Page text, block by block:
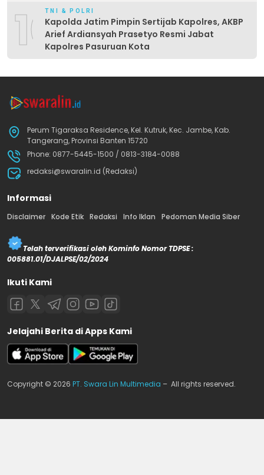
10TNI & POLRI
Kapolda Jatim Pimpin Sertijab Kapolres, AKBP
Arief Ardiansyah Prasetyo Resmi Jabat
Kapolres Pasuruan Kota
Perum Tigaraksa Residence, Kel. Kutruk, Kec. Jambe, Kab.
Tangerang, Provinsi Banten 15720
Phone: 0877-5445-1500 / 0813-3184-0088
redaksi@swaralin.id (Redaksi)
Informasi
Disclaimer Kode Etik Redaksi Info Iklan Pedoman Media Siber
Telah terverifikasi oleh Kominfo Nomor TDPSE :
005881.01/DJALPSE/02/2024
Ikuti Kami
Jelajahi Berita di Apps Kami
Copyright © 2026 PT. Swara Lin Multimedia – All rights reserved.